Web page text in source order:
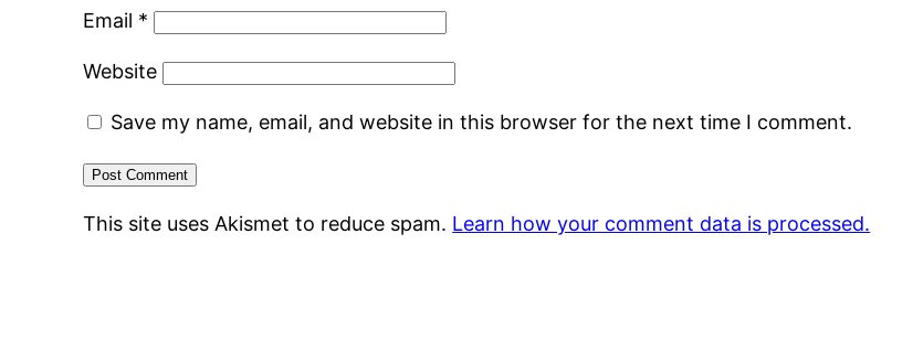
Email *
Website
Save my name, email, and website in this browser for the next time I comment.
This site uses Akismet to reduce spam. Learn how your comment data is processed.